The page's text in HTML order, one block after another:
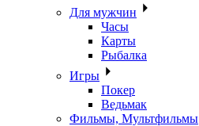
Для мужчин
Часы
Карты
Рыбалка
Игры
Покер
Ведьмак
Фильмы, Мультфильмы